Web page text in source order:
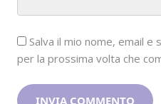
Salva il mio nome, email
per la prossima volta che